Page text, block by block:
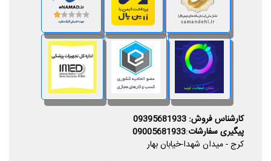
کارشناس فروش: 09395681933
پیگیری سفارشات:
09005681933
کرج - میدان شهدا-خیابان بهار